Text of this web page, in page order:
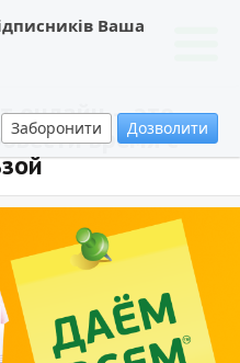
Ваша
Заборонити Дозволити
онлайн – это
время с